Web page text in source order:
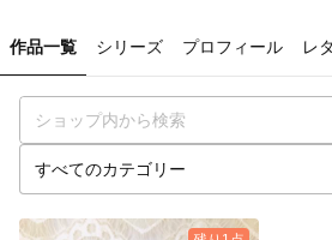
作品一覧 シリーズ プロフィール レ